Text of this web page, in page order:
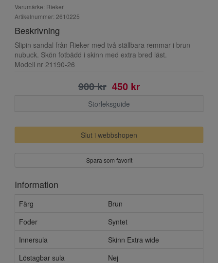
Varumärke: Rieker
Artikelnummer: 2610225
Beskrivning
Slipin sandal från Rieker med två ställbara remmar i brun
nubuck. Skön fotbädd i skinn med extra bred läst.
Modell nr 21190-26
900 kr 450 kr
Storleksguide
Slut i webbshopen
Spara som favorit
Information
Färg
Brun
Foder
Syntet
Innersula
Skinn Extra wide
Löstagbar sula
Nej